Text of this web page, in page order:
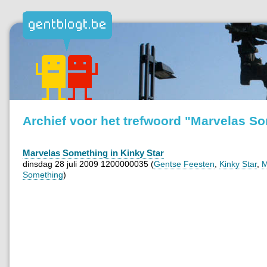
Archief voor het trefwoord "Marvelas
Marvelas Something in Kinky Star
dinsdag 28 juli 2009 1200000035 (Gentse Feesten Kinky Star,
Something)